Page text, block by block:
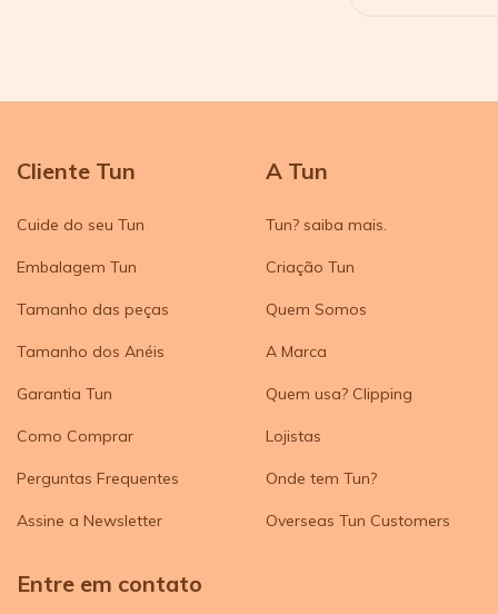
Cliente Tun
Cuide do seu Tun
Embalagem Tun
Tamanho das peças
Tamanho dos Anéis
Garantia Tun
Como Comprar
Perguntas Frequentes
Assine a Newsletter
A Tun
Tun? saiba mais.
Criação Tun
Quem Somos
A Marca
Quem usa? Clipping
Lojistas
Onde tem Tun?
Overseas Tun Customers
Entre em contato